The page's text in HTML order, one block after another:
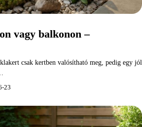
vagy balkonon –
csak kertben valósítható meg, pedig egy jól
23